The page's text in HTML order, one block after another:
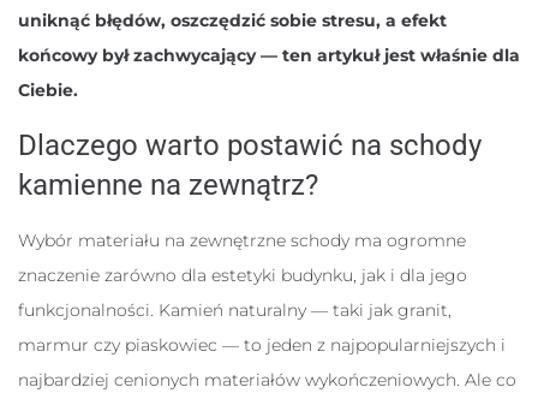
uniknąć błędów, oszczędzić sobie stresu, a efekt
końcowy był zachwycający — ten artykuł jest właśnie dla
Ciebie.
Dlaczego warto postawić na schody
kamienne na zewnątrz?
Wybór materiału na zewnętrzne schody ma ogromne
znaczenie zarówno dla estetyki budynku, jak i dla jego
funkcjonalności. Kamień naturalny — taki jak granit,
marmur czy piaskowiec — to jeden z najpopularniejszych i
najbardziej cenionych materiałów wykończeniowych. Ale co